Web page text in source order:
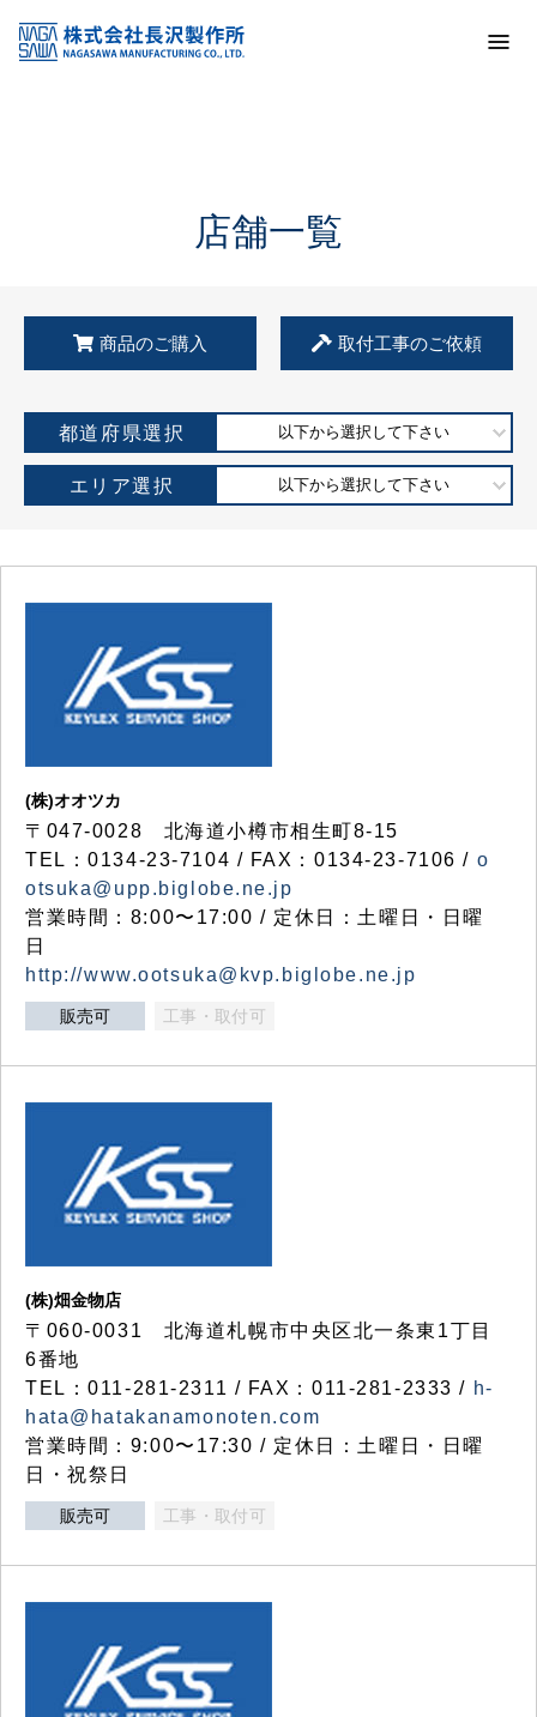
KSS加盟店・取扱店情報
店舗一覧
店舗一覧
商品のご購入 取付工事のご依頼
都道府県選択 以下から選択して下さい
エリア選択 以下から選択して下さい
(株)オオツカ
〒047-0028 北海道小樽市相生町8-15
TEL：0134-23-7104 / FAX：0134-23-7106 / o
otsuka@upp.biglobe.ne.jp
営業時間：8:00〜17:00 / 定休日：土曜日・日曜
日
http://www.ootsuka@kvp.biglobe.ne.jp
販売可 工事・取付可
(株)畑金物店
〒060-0031 北海道札幌市中央区北一条東1丁目
6番地
TEL：011-281-2311 / FAX：011-281-2333 / h-
hata@hatakanamonoten.com
営業時間：9:00〜17:30 / 定休日：土曜日・日曜
日・祝祭日
販売可 工事・取付可